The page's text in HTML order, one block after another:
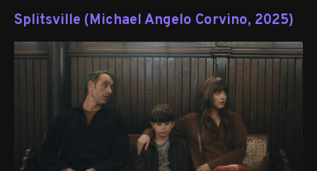
Splitsville (Michael Angelo Corvino, 2025)